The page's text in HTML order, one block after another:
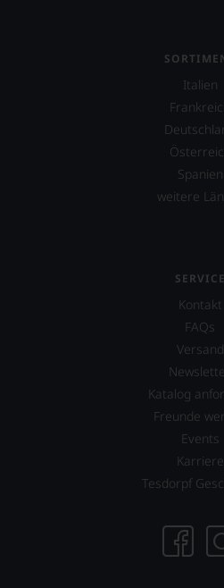
Italien
Spanien
weitere
SERVICE
Kontakt
FAQs
Versand
Katalog
Freunde
Events
Karriere
Tesdorpf